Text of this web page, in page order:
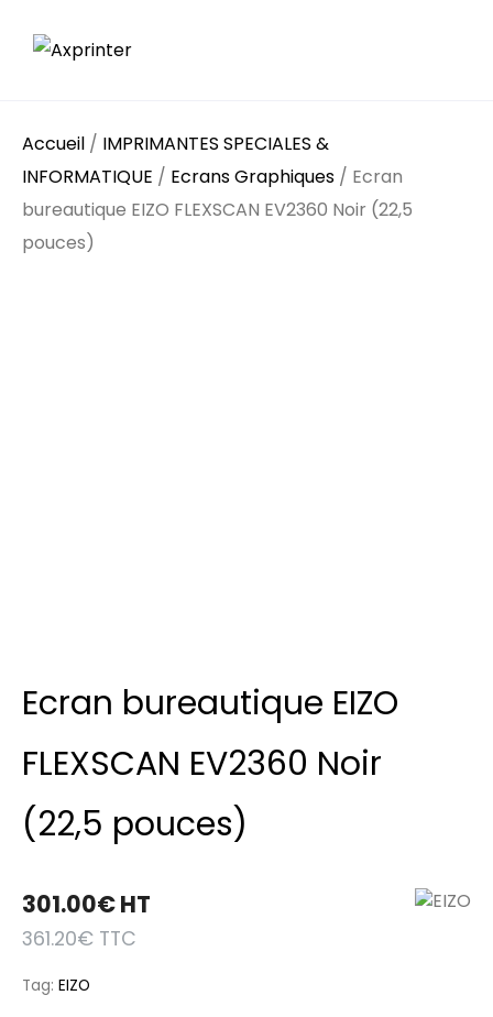
Accueil / IMPRIMANTES SPECIALES &
INFORMATIQUE / Ecrans Graphiques / Ecran
bureautique EIZO FLEXSCAN EV2360 Noir (22,5
pouces)
Ecran bureautique EIZO
FLEXSCAN EV2360 Noir
(22,5 pouces)
301.00€HT
361.20€ TTC
Tag: EIZO